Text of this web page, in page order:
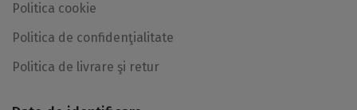
Politica cookie
Politica de confidenţialitate
Politica de livrare şi retur